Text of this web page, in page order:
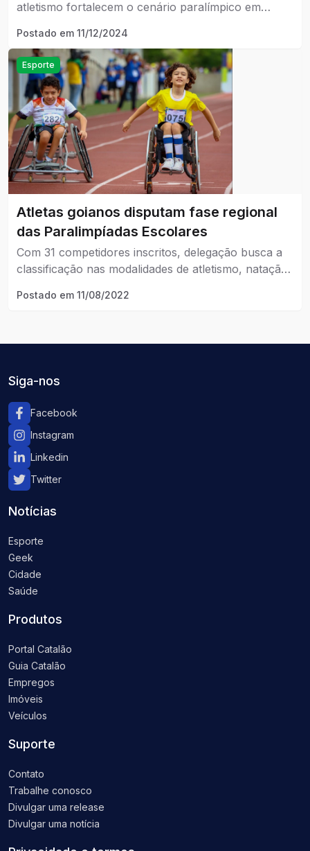
atletismo fortalecem o cenário paralímpico em
Postado em 11/12/2024
Esporte
Atletas goianos disputam fase regional
das Paralimpíadas Escolares
Com 31 competidores inscritos, delegação busca a
classificação nas modalidades de atletismo, natação
Postado em 11/08/2022
Siga-nos
Facebook
Instagram
Linkedin
Twitter
Notícias
Esporte
Geek
Cidade
Saúde
Produtos
Portal Catalão
Guia Catalão
Empregos
Imóveis
Veículos
Suporte
Contato
Trabalhe conosco
Divulgar uma release
Divulgar uma notícia